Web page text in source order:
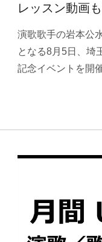
レッスン動画
演歌歌手の岩本公
となる8月5日、埼
記念イベントを開